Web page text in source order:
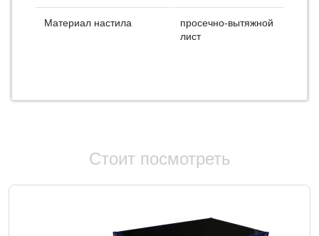
Материал настила
просечно-вытяжной
лист
Стоит посмотреть